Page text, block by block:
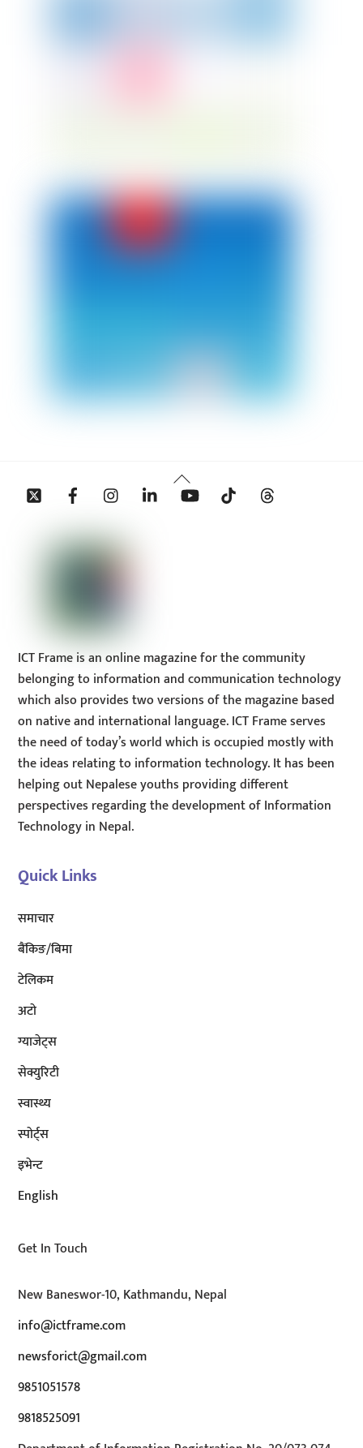
Back
To
Twitter Facebook InstagramLinkedin YouTube Tiktok
ICT Frame is an online magazine for the community
belonging to information and communication technology
which also provides two versions of the magazine based
on native and international language. ICT Frame serves
the need of today’s world which is occupied mostly with
the ideas relating to information technology. It has been
helping out Nepalese youths providing different
perspectives regarding the development of Information
Technology in Nepal.
Quick Links
समाचार
बैंकिङ/बिमा
टेलिकम
अटाे
ग्याजेट्स
सेक्युरिटी
स्वास्थ्य
स्पोर्ट्स
इभेन्ट
English
Get In Touch
New Baneswor-10, Kathmandu, Nepal
info@ictframe.com
newsforict@gmail.com
9851051578
9818525091